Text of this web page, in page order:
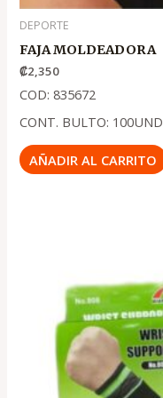
DEPORTE
FAJA MOLDEADORA
₡2,350
COD: 835672
CONT. BULTO: 100UND
AÑADIR AL CARRITO